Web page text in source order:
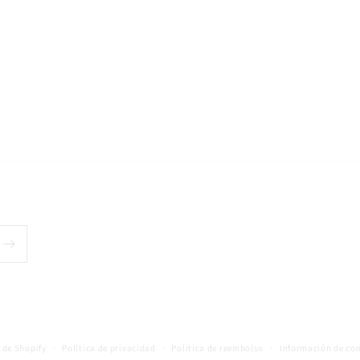
de Shopify Política de privacidad Política de reembolso Información de